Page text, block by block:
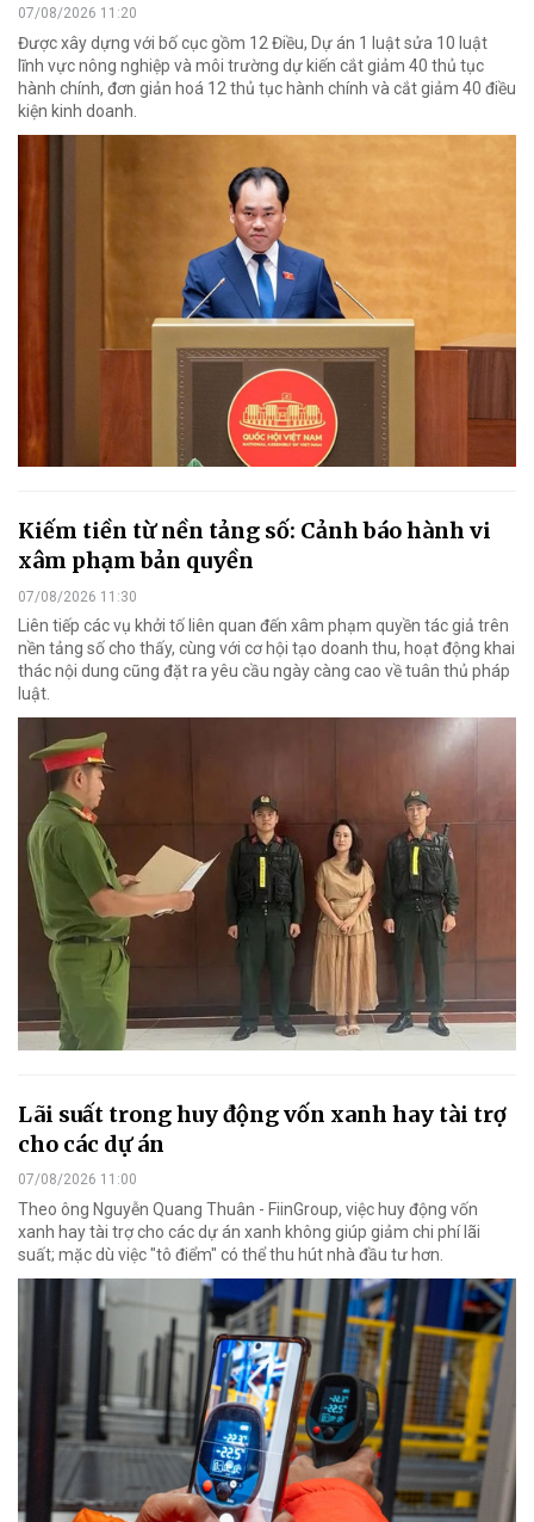
07/08/2026 11:20
Được xây dựng với bố cục gồm 12 Điều, Dự án 1 luật sửa 10 luật
lĩnh vực nông nghiệp và môi trường dự kiến cắt giảm 40 thủ tục
hành chính, đơn giản hoá 12 thủ tục hành chính và cắt giảm 40 điều
kiện kinh doanh.
Kiếm tiền từ nền tảng số: Cảnh báo hành vi
xâm phạm bản quyền
07/08/2026 11:30
Liên tiếp các vụ khởi tố liên quan đến xâm phạm quyền tác giả trên
nền tảng số cho thấy, cùng với cơ hội tạo doanh thu, hoạt động khai
thác nội dung cũng đặt ra yêu cầu ngày càng cao về tuân thủ pháp
luật.
Lãi suất trong huy động vốn xanh hay tài trợ
cho các dự án
07/08/2026 11:00
Theo ông Nguyễn Quang Thuân - FiinGroup, việc huy động vốn
xanh hay tài trợ cho các dự án xanh không giúp giảm chi phí lãi
suất; mặc dù việc "tô điểm" có thể thu hút nhà đầu tư hơn.